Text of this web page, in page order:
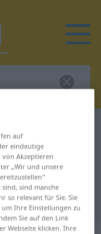
für
auf
eindeutige
Akzeptieren
„Wir und unsere
sind manche
so relevant für Sie. Sie
Ihre Einstellungen zu
Sie auf den Link
Webseite klicken. Ihre